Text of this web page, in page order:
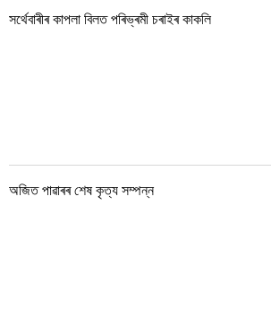
সৰ্থেবাৰীৰ কাপলা বিলত পৰিভ্ৰমী চৰাইৰ কাকলি
অজিত পাৱাৰৰ শেষ কৃত্য সম্পন্ন